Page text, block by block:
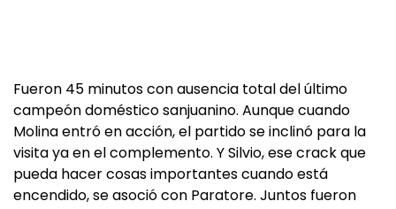
Fueron 45 minutos con ausencia total del último
campeón doméstico sanjuanino. Aunque cuando
Molina entró en acción, el partido se inclinó para la
visita ya en el complemento. Y Silvio, ese crack que
pueda hacer cosas importantes cuando está
encendido, se asoció con Paratore. Juntos fueron